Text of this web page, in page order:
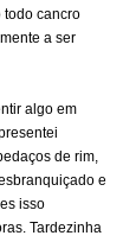
todo cancro
a ser
algo em
de rim,
e
isso
Tardezinha